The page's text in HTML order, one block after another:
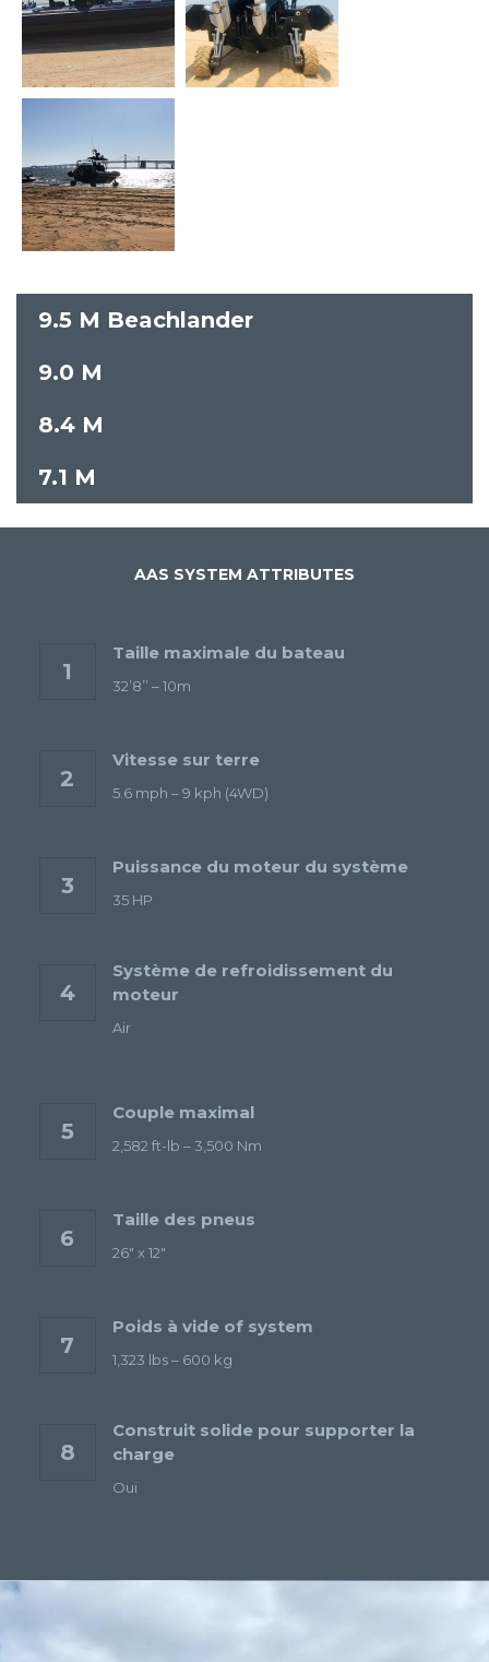
9.5 M Beachlander
9.0 M
8.4 M
7.1 M
AAS SYSTEM ATTRIBUTES
1
Taille maximale du bateau
32’8’’ – 10m
2
Vitesse sur terre
5.6 mph – 9 kph (4WD)
3
Puissance du moteur du système
35 HP
4
Système de refroidissement du
moteur
Air
5
Couple maximal
2,582 ft-lb – 3,500 Nm
6
Taille des pneus
26″ x 12″
7
Poids à vide of system
1,323 lbs – 600 kg
8
Construit solide pour supporter la
charge
Oui